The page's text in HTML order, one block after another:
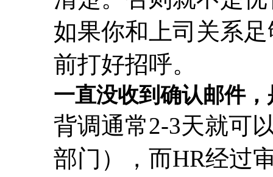
如果你和上司关系
前打好招呼。
一直没收到确认邮件
背调通常2-3天就可
部门），而HR经过